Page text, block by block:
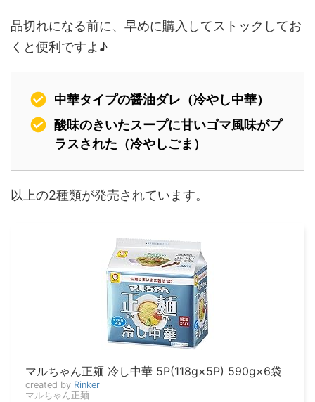
品切れになる前に、早めに購入してストックしてお
くと便利ですよ♪
中華タイプの醤油ダレ（冷やし中華）
酸味のきいたスープに甘いゴマ風味がプ
ラスされた（冷やしごま）
以上の2種類が発売されています。
マルちゃん正麺 冷し中華 5P(118g×5P) 590g×6袋
created by Rinker
マルちゃん正麺